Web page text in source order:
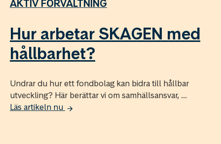
AKTIV FÖRVALTNING
Hur arbetar SKAGEN med
hållbarhet?
Undrar du hur ett fondbolag kan bidra till hållbar
utveckling? Här berättar vi om samhällsansvar, ...
Läs artikeln nu